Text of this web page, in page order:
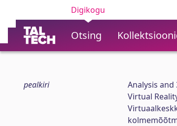
Digikogu
Otsing
pealkiri
Analysis
Virtual